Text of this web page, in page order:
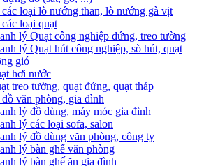
loại lò nướng than, lò nướng gà vịt
loại quạt
lý Quạt công nghiệp đứng, treo tường
lý Quạt hút công nghiệp, sò hút, quạt
gió
hơi nước
treo tường, quạt đứng, quạt tháp
văn phòng, gia đình
lý đồ dùng, máy móc gia đình
lý các loại sofa, salon
lý đồ dùng văn phòng, công ty
lý bàn ghế văn phòng
lý bàn ghế ăn gia đình